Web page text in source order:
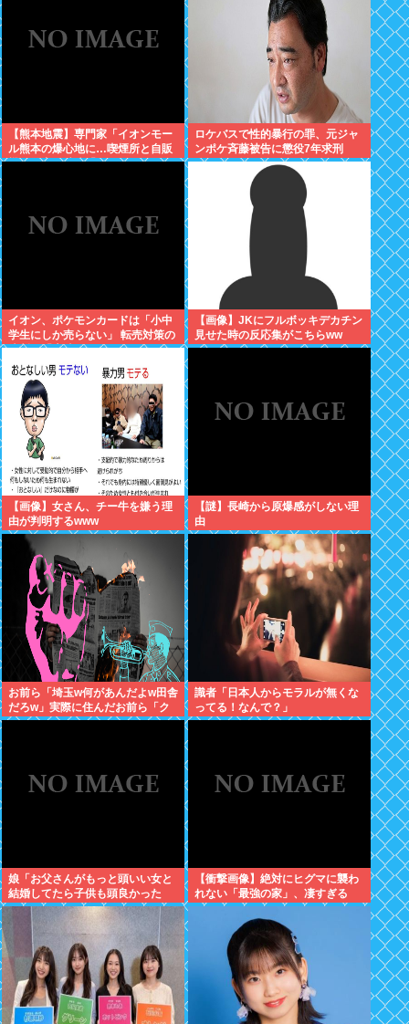
【熊本地震】専門家「イオンモー
ル熊本の爆心地に…喫煙所と自販
機」警察・消防「」←これ・・・
ロケバスで性的暴行の罪、元ジャ
ンポケ斉藤被告に懲役7年求刑
⇒！
イオン、ポケモンカードは「小中
学生にしか売らない」 転売対策の
決断が「素晴らしい」
【画像】JKにフルボッキデカチン
見せた時の反応集がこちらww
【画像】女さん、チー牛を嫌う理
由が判明するwww
【謎】長崎から原爆感がしない理
由
お前ら「埼玉w何があんだよw田舎
だろw」実際に住んだお前ら「ク
ソほど住みやすい困ることねえじ
識者「日本人からモラルが無くな
ってる！なんで？」
娘「お父さんがもっと頭いい女と
結婚してたら子供も頭良かった
よ。頭悪いクソ女と結婚してごめ
んなさいって謝れよ」どう返せば
いい？
【衝撃画像】絶対にヒグマに襲わ
れない「最強の家」、凄すぎる
wwwこれは…ヤバすぎる…